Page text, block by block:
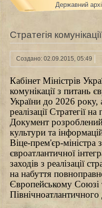
Державний
Стратегія комунікації
Создано: 02.09.2015, 05:49
Кабінет Міністрів
комунікації з питань
України до 2026 року,
реалізації Стратегії
Документ
культури та
Віце-прем'єр-міністра
євроатлантичної
заходів з реалізації
на набуття
Європейському Союзі